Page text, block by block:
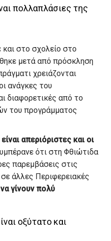
πολλαπλάσιες της
στο σχολείο στο
μετά από πρόσκληση
χρειάζονται
ανάγκες του
διαφορετικές από το
του προγράμματος
απεριόριστες και οι
ότι στη Φθιώτιδα
παρεμβάσεις στις
άλλες Περιφερειακές
γίνουν πολύ
οξύτατο και